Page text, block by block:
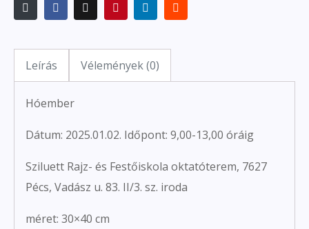
Leírás Vélemények (0)
Hóember
Dátum: 2025.01.02. Időpont: 9,00-13,00 óráig
Sziluett Rajz- és Festőiskola oktatóterem, 7627
Pécs, Vadász u. 83. II/3. sz. iroda
méret: 30×40 cm